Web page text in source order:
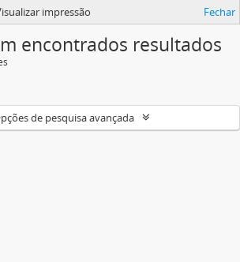
impressão Fechar
encontrados resultados
de pesquisa avançada